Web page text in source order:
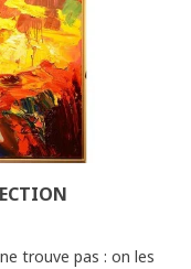
trouve pas : on les